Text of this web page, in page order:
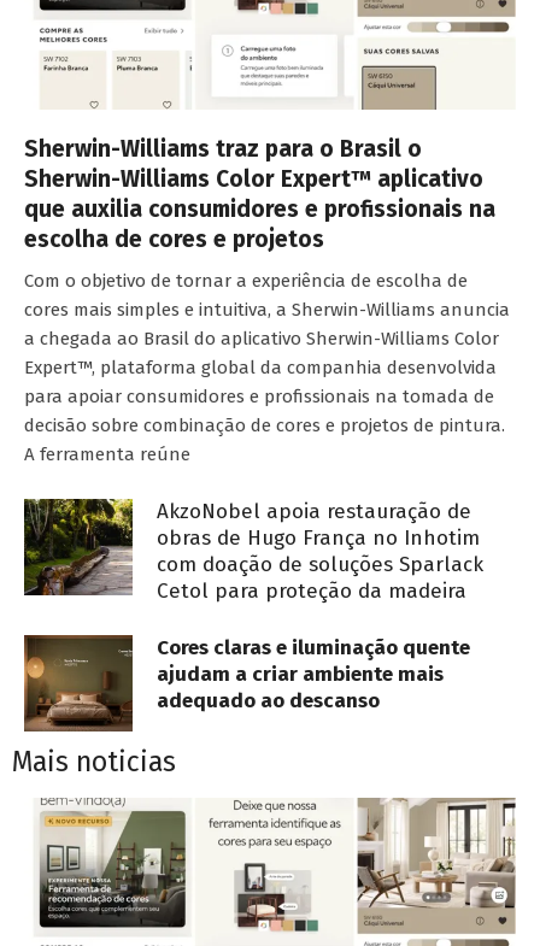
Sherwin-Williams traz para o Brasil o
Sherwin-Williams Color Expert™ aplicativo
que auxilia consumidores e profissionais na
escolha de cores e projetos
Com o objetivo de tornar a experiência de escolha de
cores mais simples e intuitiva, a Sherwin-Williams anuncia
a chegada ao Brasil do aplicativo Sherwin-Williams Color
Expert™, plataforma global da companhia desenvolvida
para apoiar consumidores e profissionais na tomada de
decisão sobre combinação de cores e projetos de pintura.
A ferramenta reúne
AkzoNobel apoia restauração de
obras de Hugo França no Inhotim
com doação de soluções Sparlack
Cetol para proteção da madeira
Cores claras e iluminação quente
ajudam a criar ambiente mais
adequado ao descanso
Mais noticias